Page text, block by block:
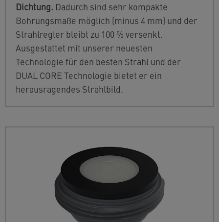
Dichtung. Dadurch sind sehr kompakte
Bohrungsmaße möglich (minus 4 mm) und der
Strahlregler bleibt zu 100 % versenkt.
Ausgestattet mit unserer neuesten
Technologie für den besten Strahl und der
DUAL CORE Technologie bietet er ein
herausragendes Strahlbild.